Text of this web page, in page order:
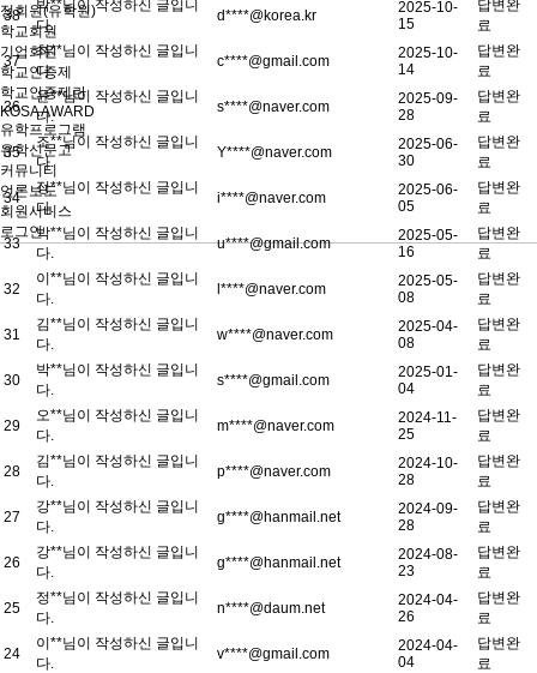
정회원(유학원)
학교회원
기업회원
학교인증제
학교인증제란
KOSA AWARD
유학프로그램
유학신문고
커뮤니티
언론보도
회원서비스
로그인
38
박**님이 작성하신 글입니
다.
d****@korea.kr
2025-10-
15
답변완
료
37
최**님이 작성하신 글입니
다.
c****@gmail.com
2025-10-
14
답변완
료
36
윤**님이 작성하신 글입니
다.
s****@naver.com
2025-09-
28
답변완
료
35
조**님이 작성하신 글입니
다.
Y****@naver.com
2025-06-
30
답변완
료
34
정**님이 작성하신 글입니
다.
i****@naver.com
2025-06-
05
답변완
료
33
박**님이 작성하신 글입니
다.
u****@gmail.com
2025-05-
16
답변완
료
32
이**님이 작성하신 글입니
다.
l****@naver.com
2025-05-
08
답변완
료
31
김**님이 작성하신 글입니
다.
w****@naver.com
2025-04-
08
답변완
료
30
박**님이 작성하신 글입니
다.
s****@gmail.com
2025-01-
04
답변완
료
29
오**님이 작성하신 글입니
다.
m****@naver.com
2024-11-
25
답변완
료
28
김**님이 작성하신 글입니
다.
p****@naver.com
2024-10-
28
답변완
료
27
강**님이 작성하신 글입니
다.
g****@hanmail.net
2024-09-
28
답변완
료
26
강**님이 작성하신 글입니
다.
g****@hanmail.net
2024-08-
23
답변완
료
25
정**님이 작성하신 글입니
다.
n****@daum.net
2024-04-
26
답변완
료
24
이**님이 작성하신 글입니
다.
v****@gmail.com
2024-04-
04
답변완
료